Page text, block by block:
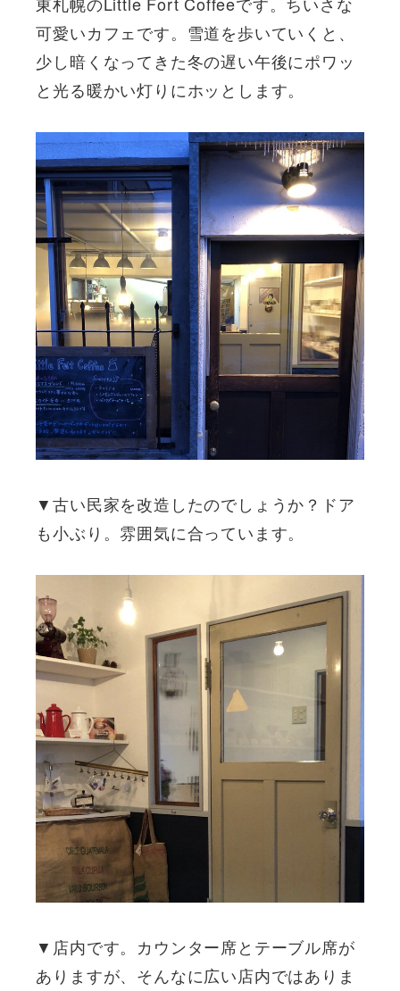
可愛いカフェです。雪道を歩いていくと、
少し暗くなってきた冬の遅い午後にポワッ
と光る暖かい灯りにホッとします。
▼古い民家を改造したのでしょうか？ドア
も小ぶり。雰囲気に合っています。
▼店内です。カウンター席とテーブル席が
ありますが、そんなに広い店内ではありま